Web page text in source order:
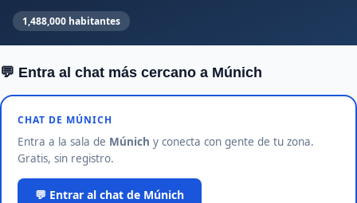
1,488,000 habitantes
💬 Entra al chat más cercano a Múnich
CHAT DE MÚNICH
Entra a la sala de Múnich y conecta con gente de tu zona.
Gratis, sin registro.
💬 Entrar al chat de Múnich